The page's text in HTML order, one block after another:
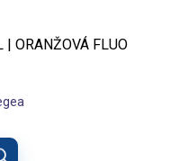
| ORANŽOVÁ FLUO